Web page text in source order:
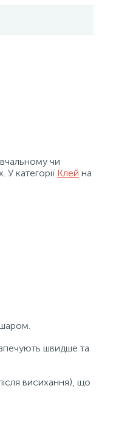
чи
категорії Клей на
швидше та
висихання), що